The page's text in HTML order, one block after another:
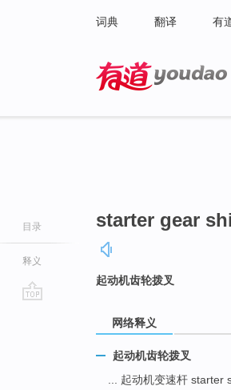
词典 翻译 有
目录
释义
starter gear
起动机齿轮拨叉
网络释义
起动机齿轮拨叉
... 起动机变速杆 starter